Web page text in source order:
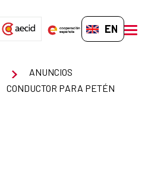
EN-GB
ANUNCIOS
CONDUCTOR PARA PETÉN